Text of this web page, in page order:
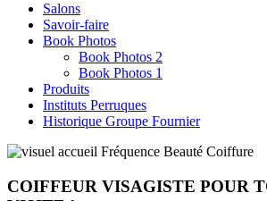
Salons
Savoir-faire
Book Photos
Book Photos 2
Book Photos 1
Produits
Instituts Perruques
Historique Groupe Fournier
COIFFEUR VISAGISTE POUR